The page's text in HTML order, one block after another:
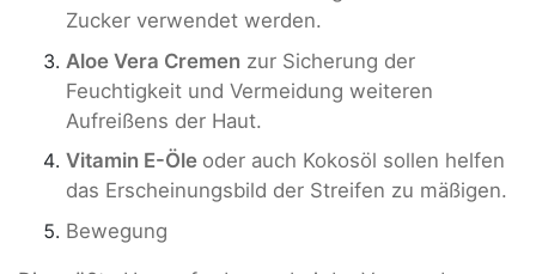
Zucker verwendet werden.
Aloe Vera Cremen zur Sicherung der
Feuchtigkeit und Vermeidung weiteren
Aufreißens der Haut.
Vitamin E-Öle oder auch Kokosöl sollen helfen
das Erscheinungsbild der Streifen zu mäßigen.
Bewegung